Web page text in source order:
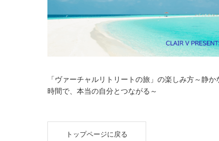
「ヴァーチャルリトリートの旅」の楽しみ方～静か
時間で、本当の自分とつながる～
トップページに戻る